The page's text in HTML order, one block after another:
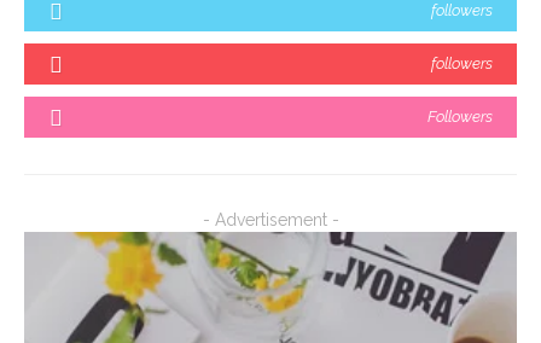
followers
followers
Followers
- Advertisement -